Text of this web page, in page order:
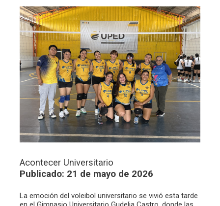
Acontecer Universitario
Publicado: 21 de mayo de 2026
La emoción del voleibol universitario se vivió esta tarde